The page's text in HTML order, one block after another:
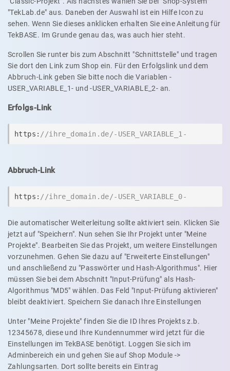
"TekLab.de" aus. Daneben der Auswahl ist ein Hilfe Icon zu
sehen. Wenn Sie dieses anklicken erhalten Sie eine Anleitung für
TekBASE. Im Grunde genau das, was auch hier steht.
Scrollen Sie runter bis zum Abschnitt "Schnittstelle" und tragen
Sie dort den Link zum Shop ein. Für den Erfolgslink und dem
Abbruch-Link geben Sie bitte noch die Variablen -
USER_VARIABLE_1- und -USER_VARIABLE_2- an.
Erfolgs-Link
https: //ihre_domain.de/-USER_VARIABLE_1-
Abbruch-Link
https: //ihre_domain.de/-USER_VARIABLE_0-
Die automatischer Weiterleitung sollte aktiviert sein. Klicken Sie
jetzt auf "Speichern". Nun sehen Sie Ihr Projekt unter "Meine
Projekte". Bearbeiten Sie das Projekt, um weitere Einstellungen
vorzunehmen. Gehen Sie dazu auf "Erweiterte Einstellungen"
und anschließend zu "Passwörter und Hash-Algorithmus". Hier
müssen Sie bei dem Abschnitt "Input-Prüfung" als Hash-
Algorithmus "MD5" wählen. Das Feld "Input-Prüfung aktivieren"
bleibt deaktiviert. Speichern Sie danach Ihre Einstellungen
Unter "Meine Projekte" finden Sie die ID Ihres Projekts z.b.
12345678, diese und Ihre Kundennummer wird jetzt für die
Einstellungen im TekBASE benötigt. Loggen Sie sich im
Adminbereich ein und gehen Sie auf Shop Module ->
Zahlungsarten. Dort sollte bereits ein Eintrag